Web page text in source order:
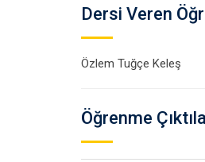
Dersi Veren
Özlem Tuğçe Keleş
Öğrenme